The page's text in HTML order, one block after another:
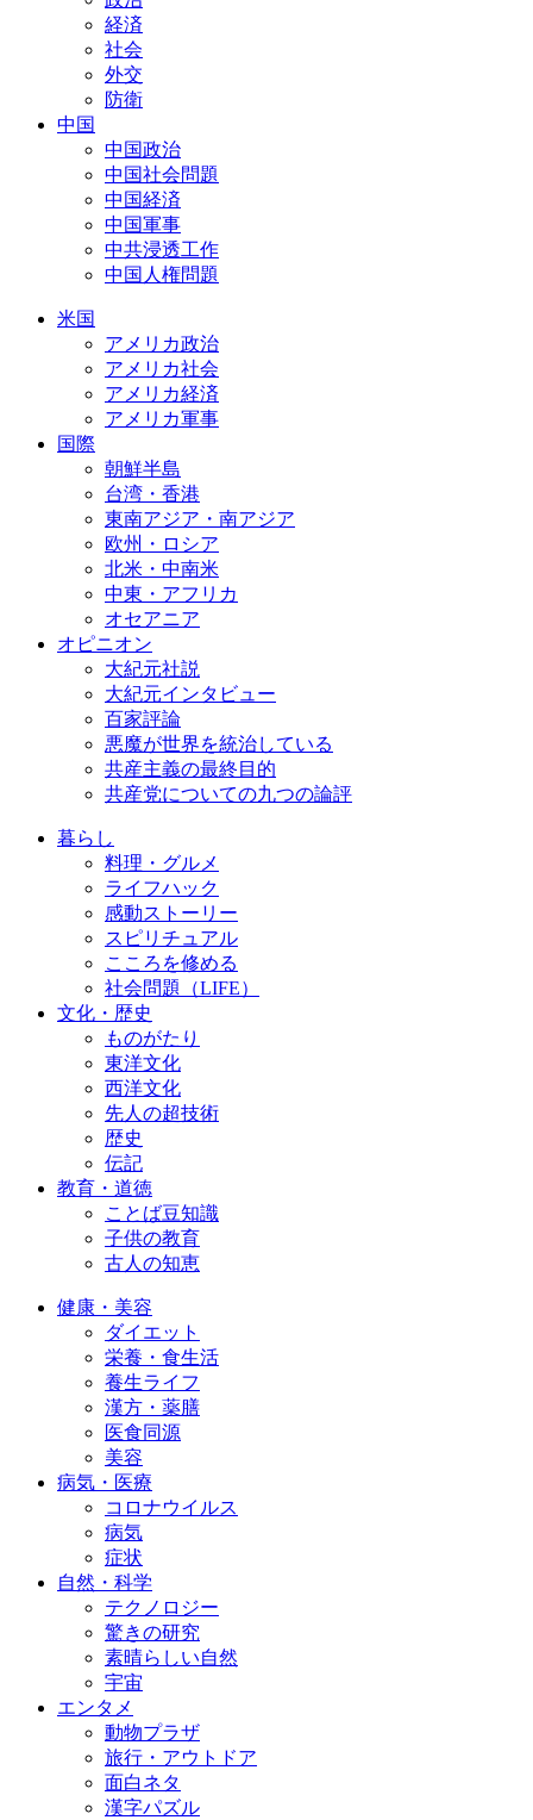
経済
社会
外交
防衛
中国
中国政治
中国社会問題
中国経済
中国軍事
中共浸透工作
中国人権問題
米国
アメリカ政治
アメリカ社会
アメリカ経済
アメリカ軍事
国際
朝鮮半島
台湾・香港
東南アジア・南アジア
欧州・ロシア
北米・中南米
中東・アフリカ
オセアニア
オピニオン
大紀元社説
大紀元インタビュー
百家評論
悪魔が世界を統治している
共産主義の最終目的
共産党についての九つの論評
暮らし
料理・グルメ
ライフハック
感動ストーリー
スピリチュアル
こころを修める
社会問題（LIFE）
文化・歴史
ものがたり
東洋文化
西洋文化
先人の超技術
歴史
伝記
教育・道徳
ことば豆知識
子供の教育
古人の知恵
健康・美容
ダイエット
栄養・食生活
養生ライフ
漢方・薬膳
医食同源
美容
病気・医療
コロナウイルス
病気
症状
自然・科学
テクノロジー
驚きの研究
素晴らしい自然
宇宙
エンタメ
動物プラザ
旅行・アウトドア
面白ネタ
漢字パズル